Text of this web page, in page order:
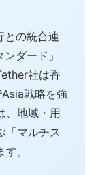
の統合連
ダード」
社は香
戦略を強
、地域・用
「マルチス
。